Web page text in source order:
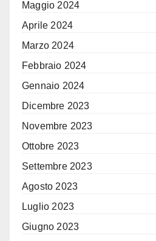
Maggio 2024
Aprile 2024
Marzo 2024
Febbraio 2024
Gennaio 2024
Dicembre 2023
Novembre 2023
Ottobre 2023
Settembre 2023
Agosto 2023
Luglio 2023
Giugno 2023